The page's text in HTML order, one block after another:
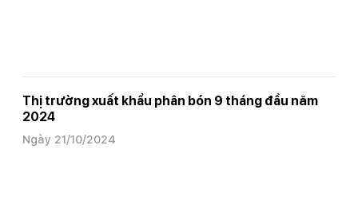
Thị trường xuất khẩu phân bón 9 tháng đầu năm
2024
Ngày 21/10/2024